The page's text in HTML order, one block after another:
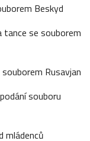
Beskyd
tance se souborem
Rusavjan
souboru
mládenců